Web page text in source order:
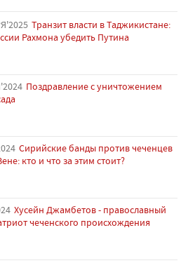
Транзит власти в Таджикистане:
Рахмона убедить Путина
Поздравление с уничтожением
Сирийские банды против чеченцев
кто и что за этим стоит?
Хусейн Джамбетов - православный
чеченского происхождения